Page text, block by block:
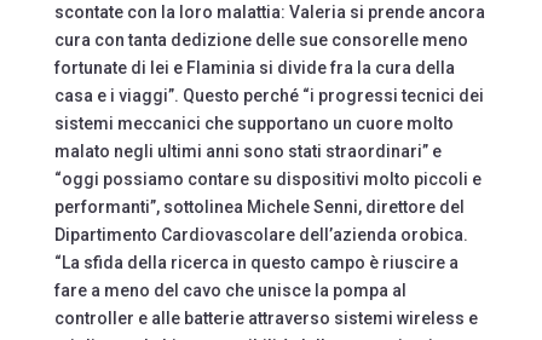
scontate con la loro malattia: Valeria si prende ancora
cura con tanta dedizione delle sue consorelle meno
fortunate di lei e Flaminia si divide fra la cura della
casa e i viaggi”. Questo perché “i progressi tecnici dei
sistemi meccanici che supportano un cuore molto
malato negli ultimi anni sono stati straordinari” e
“oggi possiamo contare su dispositivi molto piccoli e
performanti”, sottolinea Michele Senni, direttore del
Dipartimento Cardiovascolare dell’azienda orobica.
“La sfida della ricerca in questo campo è riuscire a
fare a meno del cavo che unisce la pompa al
controller e alle batterie attraverso sistemi wireless e